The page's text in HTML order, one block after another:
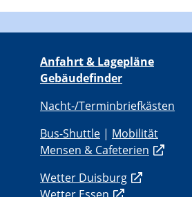
Anfahrt & Lagepläne
Gebäudefinder
Nacht-/Terminbriefkästen
Bus-Shuttle | Mobilität
Mensen & Cafeterien
Wetter Duisburg